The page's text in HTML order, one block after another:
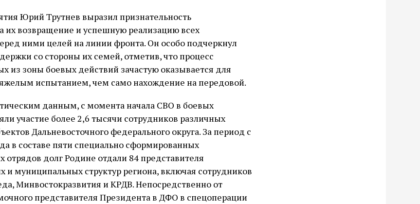
Юрий Трутнев выразил признательность
их возвращение и успешную реализацию всех
ними целей на линии фронта. Он особо подчеркнул
со стороны их семей, отметив, что процесс
из зоны боевых действий зачастую оказывается для
испытанием, чем само нахождение на передовой.
данным, с момента начала СВО в боевых
участие более 2,6 тысячи сотрудников различных
Дальневосточного федерального округа. За период с
в составе пяти специально сформированных
отрядов долг Родине отдали 84 представителя
и муниципальных структур региона, включая сотрудников
Минвостокразвития и КРДВ. Непосредственно от
представителя Президента в ДФО в спецоперации